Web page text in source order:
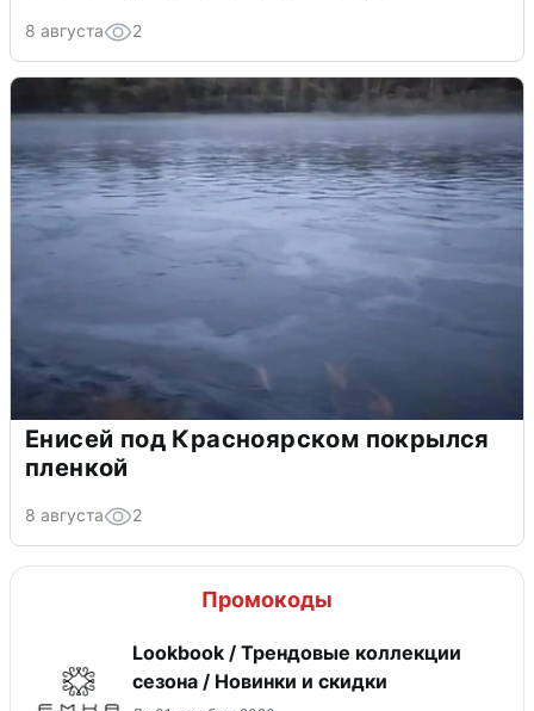
8 августа 2
Енисей под Красноярском покрылся
пленкой
8 августа 2
Промокоды
Lookbook / Трендовые коллекции
сезона / Новинки и скидки